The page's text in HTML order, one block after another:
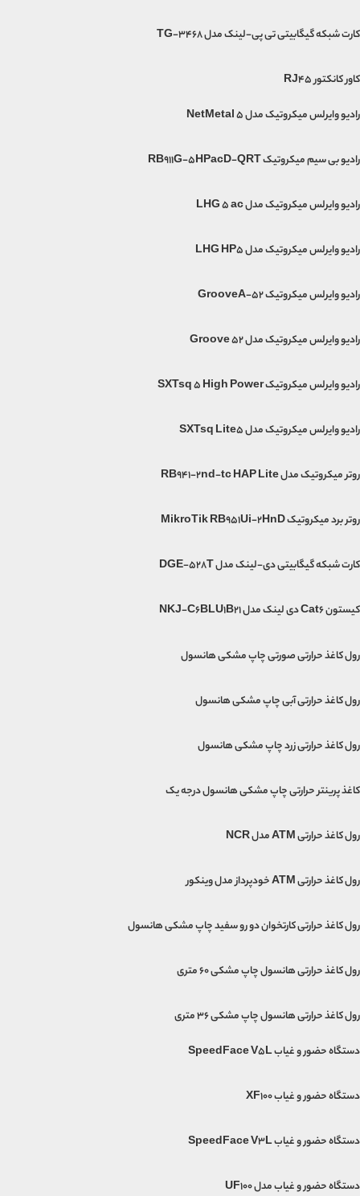
کارت شبکه گیگابیتی تی پی-لینک مدل TG-3468
کاور کانکتور RJ45
رادیو وایرلس میکروتیک مدل NetMetal 5
رادیو بی سیم میکروتیک RB911G-5HPacD-QRT
رادیو وایرلس میکروتیک مدل LHG 5 ac
رادیو وایرلس میکروتیک مدل LHG HP5
رادیو وایرلس میکروتیک GrooveA-52
رادیو وایرلس میکروتیک مدل Groove 52
رادیو وایرلس میکروتیک SXTsq 5 High Power
رادیو وایرلس میکروتیک مدل SXTsq Lite5
روتر میکروتیک مدل RB941-2nd-tc HAP Lite
روتر برد میکروتیک MikroTik RB951Ui-2HnD
کارت شبکه گیگابیتی دی-لینک مدل DGE-528T
کیستون Cat6 دی لینک مدل NKJ-C6BLU1B21
رول کاغذ حرارتی صورتی چاپ مشکی هانسول
رول کاغذ حرارتی آبی چاپ مشکی هانسول
رول کاغذ حرارتی زرد چاپ مشکی هانسول
کاغذ پرینتر حرارتی چاپ مشکی هانسول درجه یک
رول کاغذ حرارتی ATM مدل NCR
رول کاغذ حرارتی ATM خودپرداز مدل وینکور
رول کاغذ حرارتی کارتخوان دو رو سفید چاپ مشکی هانسول
رول کاغذ حرارتی هانسول چاپ مشکی 60 متری
رول کاغذ حرارتی هانسول چاپ مشکی 36 متری
دستگاه حضور و غیاب SpeedFace V5L
دستگاه حضور و غیاب XF100
دستگاه حضور و غیاب SpeedFace V3L
دستگاه حضور و غیاب مدل UF100